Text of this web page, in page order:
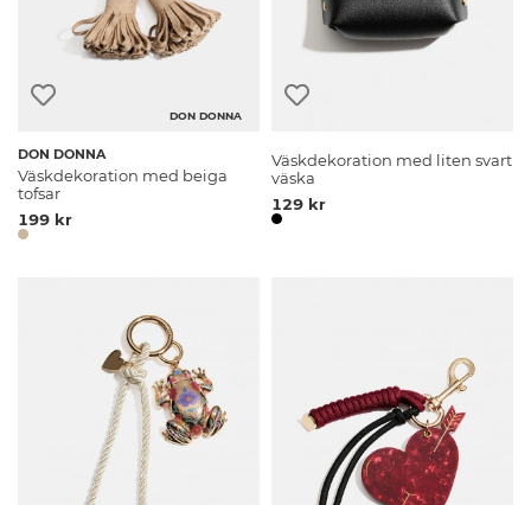
DON DONNA
DON DONNA
Väskdekoration med beiga
tofsar
199 kr
Väskdekoration med liten svart
väska
129 kr